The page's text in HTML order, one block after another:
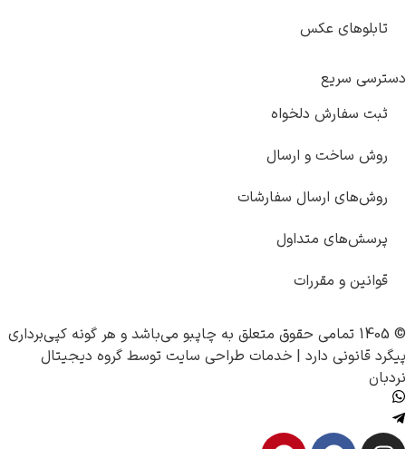
تابلوهای عکس
دسترسی سریع
ثبت سفارش دلخواه
روش ساخت و ارسال
روش‌های ارسال سفارشات
پرسش‌های متداول
قوانین و مقررات
© 1405 تمامی حقوق متعلق به چاپبو می‌باشد و هر گونه کپی‌برداری
پیگرد قانونی دارد | خدمات طراحی سایت توسط گروه دیجیتال
نردبان